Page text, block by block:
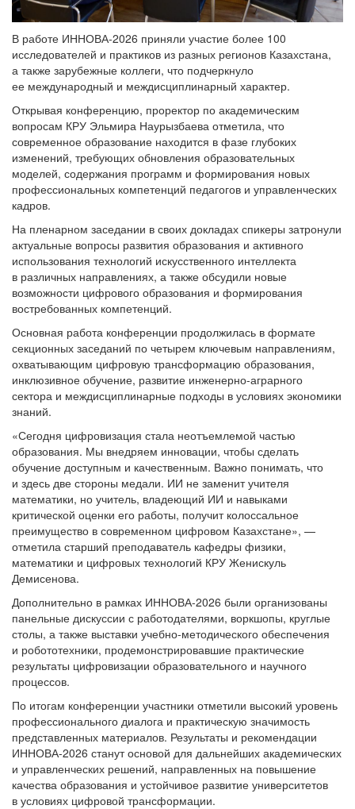
В работе ИННОВА-2026 приняли участие более 100
исследователей и практиков из разных регионов Казахстана,
а также зарубежные коллеги, что подчеркнуло
ее международный и междисциплинарный характер.
Открывая конференцию, проректор по академическим
вопросам КРУ Эльмира Наурызбаева отметила, что
современное образование находится в фазе глубоких
изменений, требующих обновления образовательных
моделей, содержания программ и формирования новых
профессиональных компетенций педагогов и управленческих
кадров.
На пленарном заседании в своих докладах спикеры затронули
актуальные вопросы развития образования и активного
использования технологий искусственного интеллекта
в различных направлениях, а также обсудили новые
возможности цифрового образования и формирования
востребованных компетенций.
Основная работа конференции продолжилась в формате
секционных заседаний по четырем ключевым направлениям,
охватывающим цифровую трансформацию образования,
инклюзивное обучение, развитие инженерно-аграрного
сектора и междисциплинарные подходы в условиях экономики
знаний.
«Сегодня цифровизация стала неотъемлемой частью
образования. Мы внедряем инновации, чтобы сделать
обучение доступным и качественным. Важно понимать, что
и здесь две стороны медали. ИИ не заменит учителя
математики, но учитель, владеющий ИИ и навыками
критической оценки его работы, получит колоссальное
преимущество в современном цифровом Казахстане», —
отметила старший преподаватель кафедры физики,
математики и цифровых технологий КРУ Женискуль
Демисенова.
Дополнительно в рамках ИННОВА-2026 были организованы
панельные дискуссии с работодателями, воркшопы, круглые
столы, а также выставки учебно-методического обеспечения
и робототехники, продемонстрировавшие практические
результаты цифровизации образовательного и научного
процессов.
По итогам конференции участники отметили высокий уровень
профессионального диалога и практическую значимость
представленных материалов. Результаты и рекомендации
ИННОВА-2026 станут основой для дальнейших академических
и управленческих решений, направленных на повышение
качества образования и устойчивое развитие университетов
в условиях цифровой трансформации.